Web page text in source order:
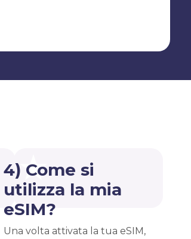
4) Come si
utilizza la mia
eSIM?
Una volta attivata la tua eSIM,